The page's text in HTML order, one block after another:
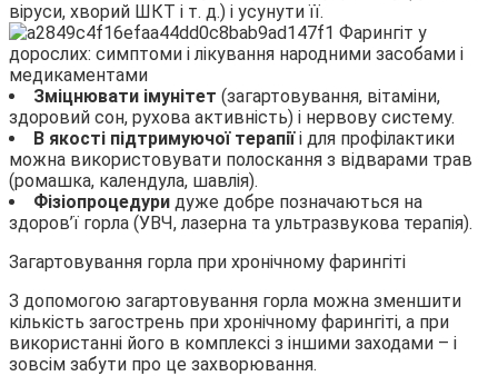
віруси, хворий ШКТ і т. д.) і усунути її.
Зміцнювати імунітет (загартовування, вітаміни,
здоровий сон, рухова активність) і нервову систему.
В якості підтримуючої терапіїі для профілактики
можна використовувати полоскання з відварами трав
(ромашка, календула, шавлія).
Фізіопроцедури дуже добре позначаються на
здоров’ї горла (УВЧ, лазерна та ультразвукова терапія).
Загартовування горла при хронічному фарингіті
З допомогою загартовування горла можна зменшити
кількість загострень при хронічному фарингіті, а при
використанні його в комплексі з іншими заходами – і
зовсім забути про це захворювання.